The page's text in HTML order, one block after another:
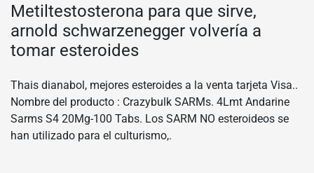
Metiltestosterona para que sirve,
arnold schwarzenegger volvería a
tomar esteroides
Thais dianabol, mejores esteroides a la venta tarjeta Visa..
Nombre del producto : Crazybulk SARMs. 4Lmt Andarine
Sarms S4 20Mg-100 Tabs. Los SARM NO esteroideos se
han utilizado para el culturismo,.